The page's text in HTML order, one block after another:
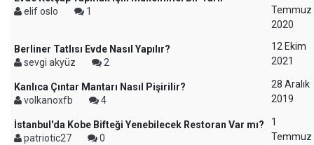
elif oslo
1
Temmuz
2020
Berliner Tatlısı Evde Nasıl Yapılır?
sevgi akyüz
2
12 Ekim
2021
Kanlıca Çıntar Mantarı Nasıl Pişirilir?
volkanoxfb
4
28 Aralık
2019
İstanbul'da Kobe Bifteği Yenebilecek Restoran Var mı?
patriotic27
0
1
Temmuz